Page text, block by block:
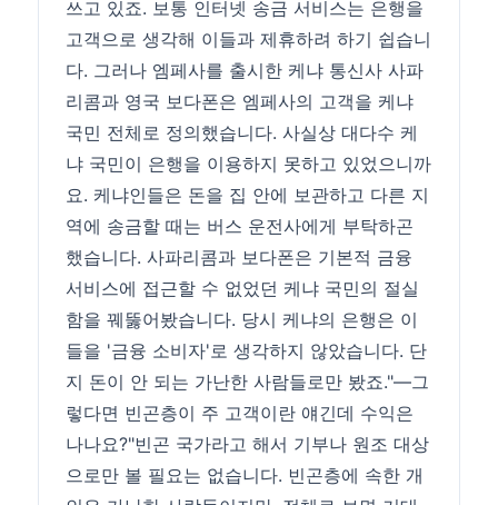
쓰고 있죠. 보통 인터넷 송금 서비스는 은행을
고객으로 생각해 이들과 제휴하려 하기 쉽습니
다. 그러나 엠페사를 출시한 케냐 통신사 사파
리콤과 영국 보다폰은 엠페사의 고객을 케냐
국민 전체로 정의했습니다. 사실상 대다수 케
냐 국민이 은행을 이용하지 못하고 있었으니까
요. 케냐인들은 돈을 집 안에 보관하고 다른 지
역에 송금할 때는 버스 운전사에게 부탁하곤
했습니다. 사파리콤과 보다폰은 기본적 금융
서비스에 접근할 수 없었던 케냐 국민의 절실
함을 꿰뚫어봤습니다. 당시 케냐의 은행은 이
들을 '금융 소비자'로 생각하지 않았습니다. 단
지 돈이 안 되는 가난한 사람들로만 봤죠."―그
렇다면 빈곤층이 주 고객이란 얘긴데 수익은
나나요?"빈곤 국가라고 해서 기부나 원조 대상
으로만 볼 필요는 없습니다. 빈곤층에 속한 개